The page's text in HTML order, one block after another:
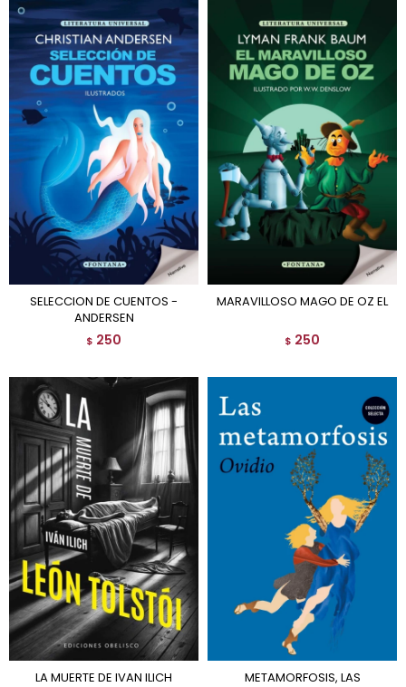
SELECCION DE CUENTOS -
ANDERSEN
$ 250
MARAVILLOSO MAGO DE OZ EL
$ 250
LA MUERTE DE IVAN ILICH METAMORFOSIS, LAS